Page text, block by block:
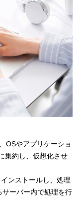
OSやアプリケーショ
集約し、仮想化させ
ンストールし、処理
ーバー内で処理を行